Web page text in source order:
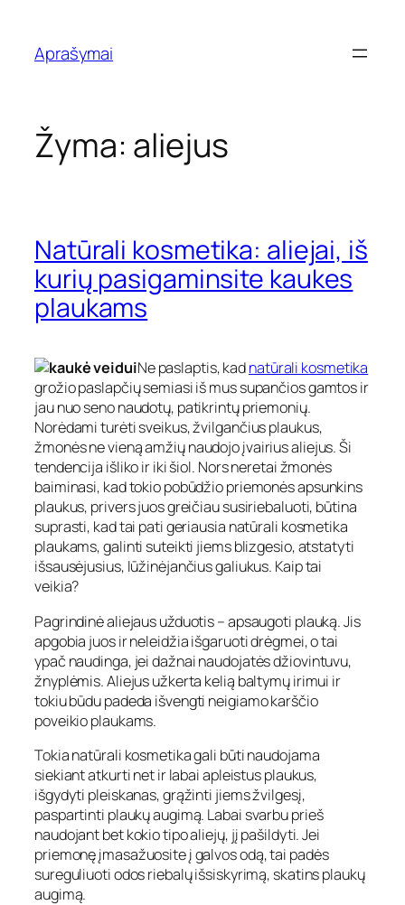
turinio
Aprašymai
Žyma: aliejus
Natūrali kosmetika: aliejai, iš
kurių pasigaminsite kaukes
plaukams
Ne paslaptis, kadnatūrali kosmetika
grožio paslapčių semiasi iš mus supančios gamtos ir
jau nuo seno naudotų, patikrintų priemonių.
Norėdami turėti sveikus, žvilgančius plaukus,
žmonės ne vieną amžių naudojo įvairius aliejus. Ši
tendencija išliko ir iki šiol. Nors neretai žmonės
baiminasi, kad tokio pobūdžio priemonės apsunkins
plaukus, privers juos greičiau susiriebaluoti, būtina
suprasti, kad tai pati geriausia natūrali kosmetika
plaukams, galinti suteikti jiems blizgesio, atstatyti
išsausėjusius, lūžinėjančius galiukus. Kaip tai
veikia?
Pagrindinė aliejaus užduotis – apsaugoti plauką. Jis
apgobia juos ir neleidžia išgaruoti drėgmei, o tai
ypač naudinga, jei dažnai naudojatės džiovintuvu,
žnyplėmis. Aliejus užkerta kelią baltymų irimui ir
tokiu būdu padeda išvengti neigiamo karščio
poveikio plaukams.
Tokia natūrali kosmetika gali būti naudojama
siekiant atkurti net ir labai apleistus plaukus,
išgydyti pleiskanas, grąžinti jiems žvilgesį,
paspartinti plaukų augimą. Labai svarbu prieš
naudojant bet kokio tipo aliejų, jį pašildyti. Jei
priemonę įmasažuosite į galvos odą, tai padės
sureguliuoti odos riebalų išsiskyrimą, skatins plaukų
augimą.